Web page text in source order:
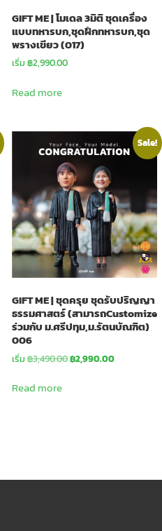
GIFT ME | โมเดล 3มิติ ชุดเครื่อง
แบบทหารบก,ชุดฝึกทหารบก,ชุด
พรางเขียว (017)
เริ่ม ฿2,990.00
Read more
Sale!
GIFT ME | ชุดครุย ชุดรับปริญญา
ธรรมศาสตร์ (สามารถCustomize
ร่วมกับ ม.ศรีปทุม,ม.รัตนบัณฑิต)
006
เริ่ม฿3,490.00Original
฿2,990.00Current
Read more